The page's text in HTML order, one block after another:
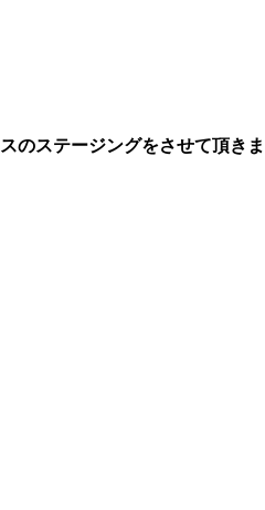
のステージングをさせて頂きま